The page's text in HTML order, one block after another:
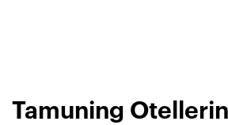
Tamuning